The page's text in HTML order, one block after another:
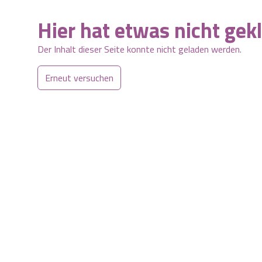
Hier hat etwas nicht
Der Inhalt dieser Seite konnte nicht geladen werden.
Erneut versuchen